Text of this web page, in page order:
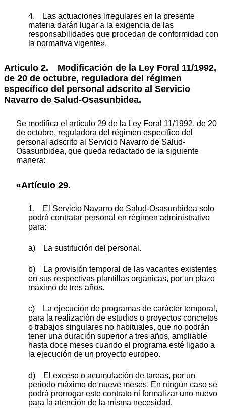
4. Las actuaciones irregulares en la presente
materia darán lugar a la exigencia de las
responsabilidades que procedan de conformidad con
la normativa vigente».
Artículo 2. Modificación de la Ley Foral 11/1992,
de 20 de octubre, reguladora del régimen
específico del personal adscrito al Servicio
Navarro de Salud-Osasunbidea.
Se modifica el artículo 29 de la Ley Foral 11/1992, de 20
de octubre, reguladora del régimen específico del
personal adscrito al Servicio Navarro de Salud-
Osasunbidea, que queda redactado de la siguiente
manera:
«Artículo 29.
1. El Servicio Navarro de Salud-Osasunbidea solo
podrá contratar personal en régimen administrativo
para:
a) La sustitución del personal.
b) La provisión temporal de las vacantes existentes
en sus respectivas plantillas orgánicas, por un plazo
máximo de tres años.
c) La ejecución de programas de carácter temporal,
para la realización de estudios o proyectos concretos
o trabajos singulares no habituales, que no podrán
tener una duración superior a tres años, ampliable
hasta doce meses cuando el programa esté ligado a
la ejecución de un proyecto europeo.
d) El exceso o acumulación de tareas, por un
periodo máximo de nueve meses. En ningún caso se
podrá prorrogar este contrato ni formalizar uno nuevo
para la atención de la misma necesidad.